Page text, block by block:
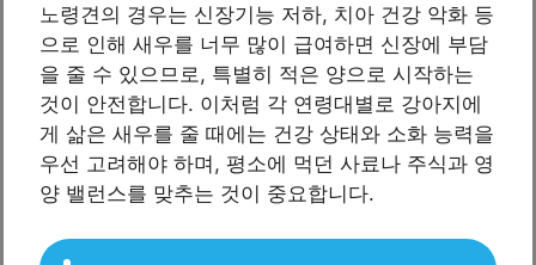
노령견의 경우는 신장기능 저하, 치아 건강 악화 등
으로 인해 새우를 너무 많이 급여하면 신장에 부담
을 줄 수 있으므로, 특별히 적은 양으로 시작하는
것이 안전합니다. 이처럼 각 연령대별로 강아지에
게 삶은 새우를 줄 때에는 건강 상태와 소화 능력을
우선 고려해야 하며, 평소에 먹던 사료나 주식과 영
양 밸런스를 맞추는 것이 중요합니다.